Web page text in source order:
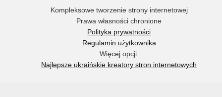
Kompleksowe tworzenie strony internetowej
Prawa własności chronione
Polityka prywatności
Regulamin użytkownika
Więcej opcji:
Najlepsze ukraińskie kreatory stron internetowych